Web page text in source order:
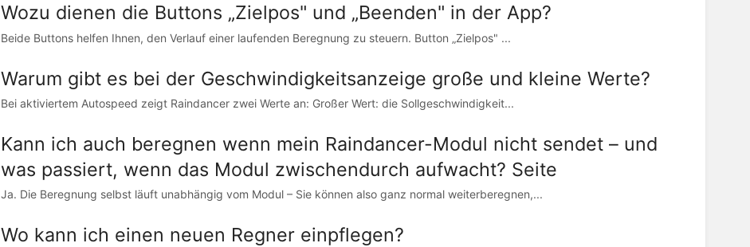
Wozu dienen die Buttons „Zielpos" und „Beenden" in der App?
Beide Buttons helfen Ihnen, den Verlauf einer laufenden Beregnung zu steuern. Button „Zielpos" ...
Warum gibt es bei der Geschwindigkeitsanzeige große und kleine Werte?
Bei aktiviertem Autospeed zeigt Raindancer zwei Werte an: Großer Wert: die Sollgeschwindigkeit...
Kann ich auch beregnen wenn mein Raindancer-Modul nicht sendet – und
was passiert, wenn das Modul zwischendurch aufwacht? Seite
Ja. Die Beregnung selbst läuft unabhängig vom Modul – Sie können also ganz normal weiterberegnen,...
Wo kann ich einen neuen Regner einpflegen?